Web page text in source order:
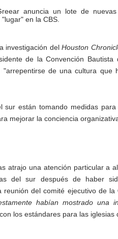
anuncia un lote de
en la CBS.
investigación delHouston
de la Convención
"arrepentirse de una cultura que
sur están tomando medidas
mejorar la conciencia
atrajo una atención particular a
del sur
después de haber
reunión del comité ejecutivo de
habían mostrado una
los estándares para las